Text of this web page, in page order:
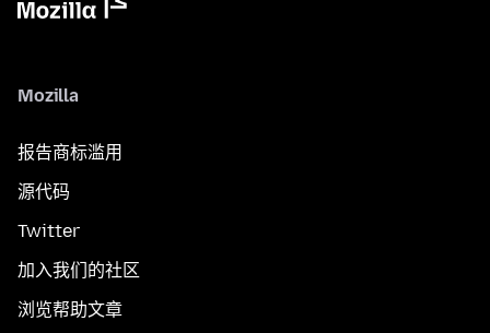
Mozilla
报告商标滥用
源代码
Twitter
加入我们的社区
浏览帮助文章